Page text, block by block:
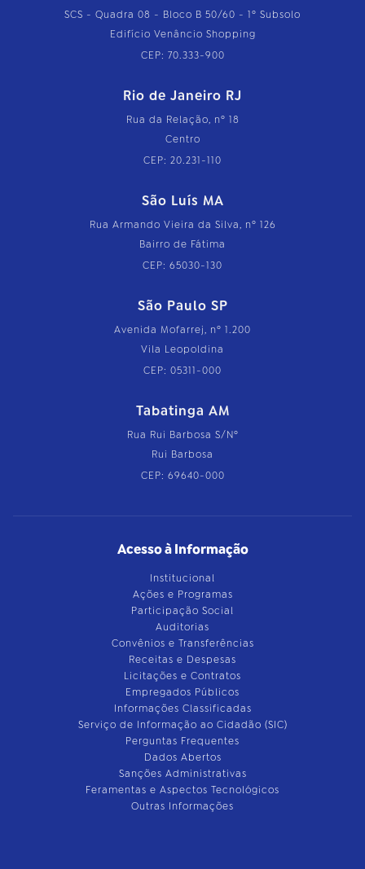
SCS - Quadra 08 - Bloco B 50/60 - 1º Subsolo
Edifício Venâncio Shopping
CEP: 70.333-900
Rio de Janeiro RJ
Rua da Relação, nº 18
Centro
CEP: 20.231-110
São Luís MA
Rua Armando Vieira da Silva, nº 126
Bairro de Fátima
CEP: 65030-130
São Paulo SP
Avenida Mofarrej, nº 1.200
Vila Leopoldina
CEP: 05311-000
Tabatinga AM
Rua Rui Barbosa S/Nº
Rui Barbosa
CEP: 69640-000
Acesso à Informação
Institucional
Ações e Programas
Participação Social
Auditorias
Convênios e Transferências
Receitas e Despesas
Licitações e Contratos
Empregados Públicos
Informações Classificadas
Serviço de Informação ao Cidadão (SIC)
Perguntas Frequentes
Dados Abertos
Sanções Administrativas
Feramentas e Aspectos Tecnológicos
Outras Informações